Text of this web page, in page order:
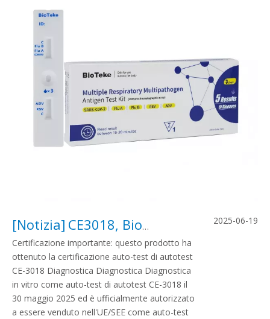
[Notizia] CE3018, Bioteke 5 in 1 ha ottenuto la certificazione di autotest UE IVDR!
Certificazione importante: questo prodotto ha
ottenuto la certificazione auto-test di autotest
CE-3018 Diagnostica Diagnostica Diagnostica
in vitro come auto-test di autotest CE-3018 il
30 maggio 2025 ed è ufficialmente autorizzato
a essere venduto nell'UE/SEE come auto-test
2025-06-19